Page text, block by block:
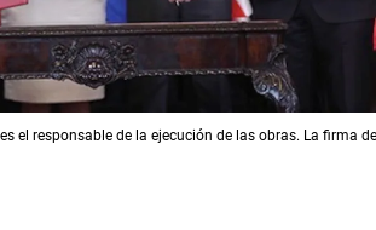
el responsable de la ejecución de las obras. La firma